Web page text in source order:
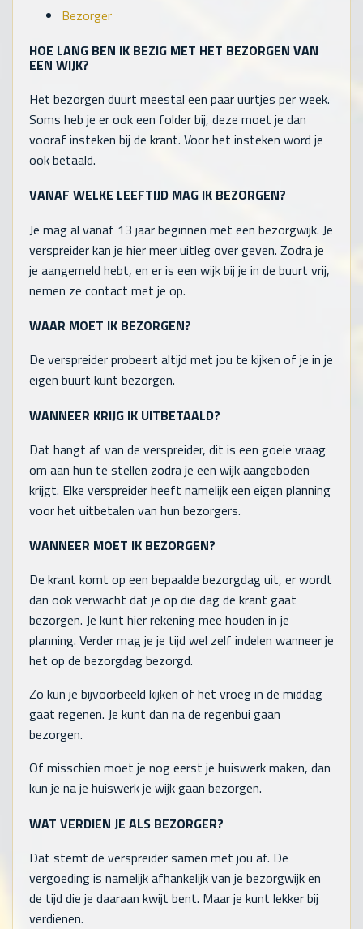
Bezorger
HOE LANG BEN IK BEZIG MET HET BEZORGEN VAN
EEN WIJK?
Het bezorgen duurt meestal een paar uurtjes per week.
Soms heb je er ook een folder bij, deze moet je dan
vooraf insteken bij de krant. Voor het insteken word je
ook betaald.
VANAF WELKE LEEFTIJD MAG IK BEZORGEN?
Je mag al vanaf 13 jaar beginnen met een bezorgwijk. Je
verspreider kan je hier meer uitleg over geven. Zodra je
je aangemeld hebt, en er is een wijk bij je in de buurt vrij,
nemen ze contact met je op.
WAAR MOET IK BEZORGEN?
De verspreider probeert altijd met jou te kijken of je in je
eigen buurt kunt bezorgen.
WANNEER KRIJG IK UITBETAALD?
Dat hangt af van de verspreider, dit is een goeie vraag
om aan hun te stellen zodra je een wijk aangeboden
krijgt. Elke verspreider heeft namelijk een eigen planning
voor het uitbetalen van hun bezorgers.
WANNEER MOET IK BEZORGEN?
De krant komt op een bepaalde bezorgdag uit, er wordt
dan ook verwacht dat je op die dag de krant gaat
bezorgen. Je kunt hier rekening mee houden in je
planning. Verder mag je je tijd wel zelf indelen wanneer je
het op de bezorgdag bezorgd.
Zo kun je bijvoorbeeld kijken of het vroeg in de middag
gaat regenen. Je kunt dan na de regenbui gaan
bezorgen.
Of misschien moet je nog eerst je huiswerk maken, dan
kun je na je huiswerk je wijk gaan bezorgen.
WAT VERDIEN JE ALS BEZORGER?
Dat stemt de verspreider samen met jou af. De
vergoeding is namelijk afhankelijk van je bezorgwijk en
de tijd die je daaraan kwijt bent. Maar je kunt lekker bij
verdienen.